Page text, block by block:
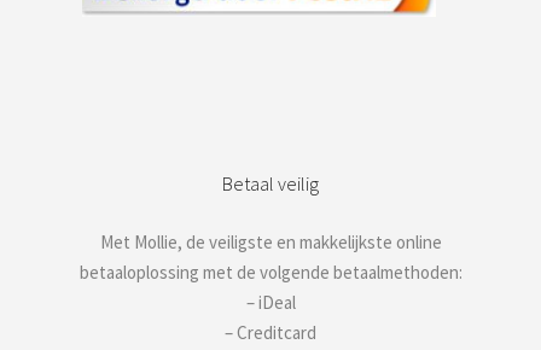
Betaal veilig
Met Mollie, de veiligste en makkelijkste online
betaaloplossing met de volgende betaalmethoden:
– iDeal
– Creditcard